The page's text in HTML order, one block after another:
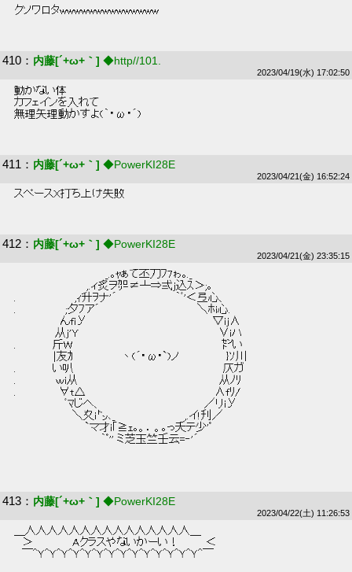
クソワロタwwwwwwwwwwwwww
410 ： 内藤[´+ω+｀] ◆http//101.
2023/04/19(水) 17:02:50
動かない体
カフェインを入れて
無理矢理動かすよ(｀・ω・´)
411 ： 内藤[´+ω+｀] ◆PowerKI28E
2023/04/21(金) 16:52:24
スペースX打ち上げ失敗
412 ： 内藤[´+ω+｀] ◆PowerKI28E
2023/04/21(金) 23:35:15
_.｡ｬぁて丕刀ﾌ7ゎ｡._
,.ィ炙ヲ㌍≠┴⇒弍j込ｽ＞;｡
.　　　　　　　 ,ｨ升ｦナ'´ 　 　 　 　 　 ｀ﾞ'＜弖心、
.　　　 　 　 ;夕ﾌア´　　　　　 　 　 　 　 　 ＼ﾎi心.
んfiУ　　　　　　　　　　　　　　　　▽ij∧
从j'Y　　　　　　　　　　　　　　　　 　 ∨iハ
. 　 　 　 斤W　　　　　　　　　　　　　 　 　 　 　 ㌣い
|友ｶ　　　　　　丶(´･ω･`)ノ　　　　　　}ｿ川
. 　 　 　 い叭　　　　　　　　　　　　　　　　　　　仄ガ
.　　　　　ｗi从　　　　　　　　　　　　　　　　　　从ﾉﾘ
.　　　　　 ∀t△　　　　　　　　　　　　　　　　 ∧fﾘ/
ﾞﾏじへ、　　　　　　　　　　　　　／リiУ
＼夊i㌧､_ 　 　 　 　 　 　 ,.イ!刋／
`マ才i｢≧ｪ｡。．。｡っ夭テ少'ﾟ
｀ﾟ'' ミ芝玉竺壬云=‐'´
413 ： 内藤[´+ω+｀] ◆PowerKI28E
2023/04/22(土) 11:26:53
＿人人人人人人人人人人人人人人人＿
＞　　　　　Aクラスやないかーい！　　　 ＜
￣^Ｙ^Ｙ^Ｙ^Ｙ^Ｙ^Ｙ^Ｙ^Ｙ^Ｙ^Ｙ^Ｙ^Ｙ^Ｙ^Ｙ^￣